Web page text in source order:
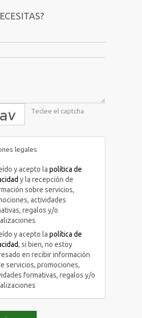
captcha
legales
y acepto la política de
y la recepción de
sobre servicios,
actividades
regalos y/o
y acepto la política de
, si bien, no estoy
en recibir información
servicios, promociones,
formativas, regalos y/o